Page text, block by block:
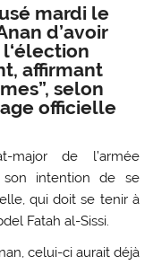
mardi le
d’avoir
affirmant
selon
officielle
major de l’armée
son intention de se
qui doit se tenir à
Fatah al-Sissi.
celui-ci aurait déjà